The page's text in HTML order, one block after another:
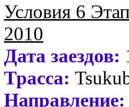
Условия 6
2010
Дата заездов:
Трасса:
Направление: